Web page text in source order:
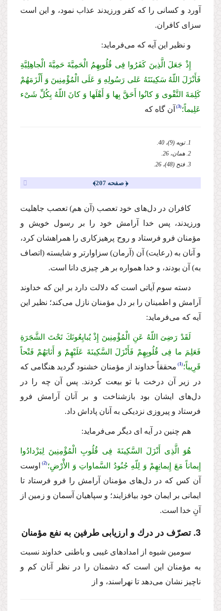
آورد و كسانى را كه كفر ورزیدند عذاب نمود، و این است
سزاى كافران.
و نظیر این آیه كه مى‌فرماید:
إِذْ جَعَلَ الَّذِینَ كَفَرُوا فِی قُلُوبِهِمُ الْحَمِیَّةَ حَمِیَّةَ الْجاهِلِیَّةِ
فَأَنْزَلَ اللّهُ سَكِینَتَهُ عَلى رَسُولِهِ وَ عَلَى الْمُؤْمِنِینَ وَ أَلْزَمَهُمْ
كَلِمَةَ التَّقْوى وَ كانُوا أَحَقَّ بِها وَ أَهْلَها وَ كانَ اللّهُ بِكُلِّ شَیْء
عَلِیماً؛ 3 آن گاه كه
1. توبه (9)، 40.
2. همان، 26.
3. فتح (48)، 26.
﴿ صفحه 207﴾
كافران در دل‌هاى خود تعصب (آن هم) تعصب جاهلیت
ورزیدند، پس خدا آرامش خود را بر رسول خویش و
مؤمنان فرو فرستاد و روح پرهیزكارى را همراهشان كرد،
و آنان به (رعایت) آن (آرمان) سزاوارتر و شایسته (اتصاف
به) آن بودند، و خدا همواره بر هر چیزى دانا است.
دسته سوم آیاتى است كه دلالت دارد بر این كه خداوند
آرامش و اطمینان را بر دل مؤمنان نازل مى‌كند؛ نظیر این
آیه كه مى‌فرماید:
لَقَدْ رَضِیَ اللّهُ عَنِ الْمُؤْمِنِینَ إِذْ یُبایِعُونَكَ تَحْتَ الشَّجَرَةِ
فَعَلِمَ ما فِی قُلُوبِهِمْ فَأَنْزَلَ السَّكِینَةَ عَلَیْهِمْ وَ أَثابَهُمْ فَتْحاً
قَرِیباً؛ 1
محققاً خداوند از مؤمنان خشنود گردید هنگامى كه
در زیر آن درخت با تو بیعت كردند. پس آن چه را در
دل‌هاى ایشان بود بازشناخت و بر آنان آرامش فرو
فرستاد و پیروزى نزدیكى به آنان پاداش داد.
هم چنین در آیه اى دیگر مى‌فرماید:
هُوَ الَّذِى أَنْزَلَ السَّكِینَةَ فِی قُلُوبِ الْمُؤْمِنِینَ لِیَزْدادُوا
إِیماناً مَعَ إِیمانِهِمْ وَ لِلّهِ جُنُودُ السَّماواتِ وَ الأَْرْضِ؛ 2
اوست
آن كس كه در دل‌هاى مؤمنان آرامش را فرو فرستاد تا
ایمانى بر ایمان خود بیافزایند؛ و سپاهیان آسمان و زمین از
آنِ خدا است.
3. تصرّف در درك و ارزیابى طرفین به نفع مؤمنان
سومین شیوه از امدادهاى غیبى و باطنى خداوند نسبت
به مؤمنان این است كه دشمنان را در نظر آنان كم و
ناچیز نشان مى‌دهد تا نهراسند، و از